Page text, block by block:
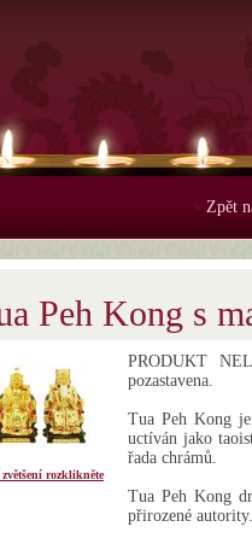
> Zpět
Peh Kong s
zvětšení rozklikněte
PRODUKT
pozastavena.
Tua Peh Kong
uctíván jako
řada chrámů.
Tua Peh Kong
přirozené